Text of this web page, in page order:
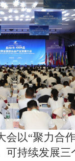
以“聚力合
可持续发展